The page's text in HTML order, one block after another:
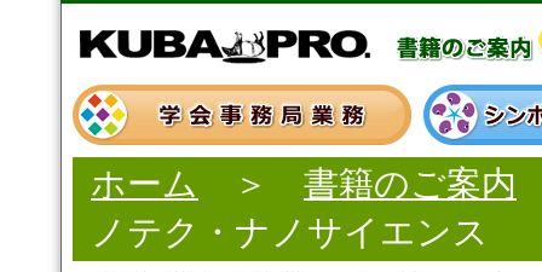
ホーム ＞ 書籍のご案内
ノテク・ナノサイエンス